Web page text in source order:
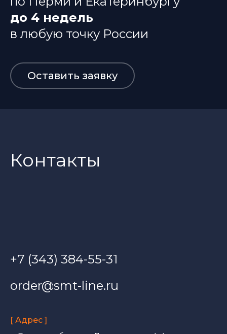
до 4 недель
в любую точку России
Оставить заявку
Контакты
+7 (343) 384-55-31
order@smt-line.ru
[ Адрес ]